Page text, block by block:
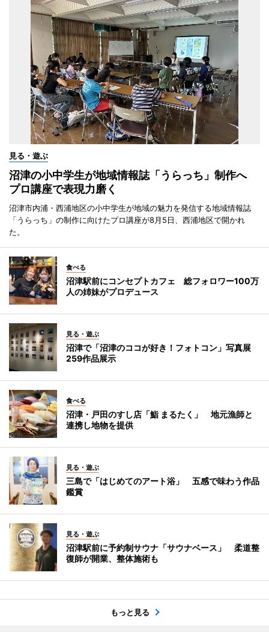
見る・遊ぶ
沼津の小中学生が地域情報誌「うらっち」制作へ
プロ講座で表現力磨く
沼津市内浦・西浦地区の小中学生が地域の魅力を発信する地域情報誌
「うらっち」の制作に向けたプロ講座が8月5日、西浦地区で開かれ
た。
食べる
沼津駅前にコンセプトカフェ 総フォロワー100万
人の姉妹がプロデュース
見る・遊ぶ
沼津で「沼津のココが好き！フォトコン」写真展
259作品展示
食べる
沼津・戸田のすし店「鮨 まるたく」 地元漁師と
連携し地物を提供
見る・遊ぶ
三島で「はじめてのアート浴」 五感で味わう作品
鑑賞
見る・遊ぶ
沼津駅前に予約制サウナ「サウナベース」 柔道整
復師が開業、整体施術も
もっと見る